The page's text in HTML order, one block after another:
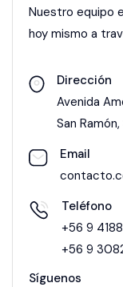
Nuestro equipo
hoy mismo a
Dirección
Avenida
San
Email
Teléfono
‪+56 9
+56 9
Síguenos